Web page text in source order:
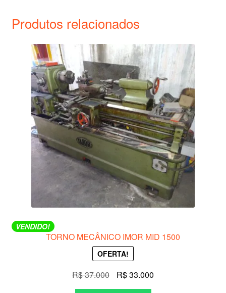
Produtos relacionados
VENDIDO!
TORNO MECÂNICO IMOR MID 1500
OFERTA!
R$37.000
O
preço
R$33.000O